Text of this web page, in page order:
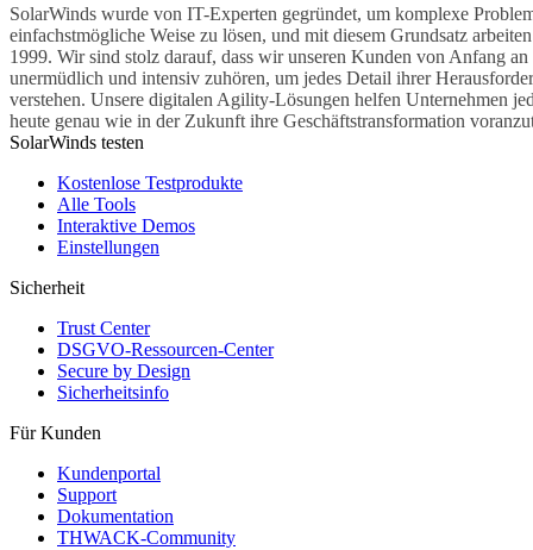
SolarWinds wurde von IT-Experten gegründet, um komplexe
einfachstmögliche Weise zu lösen, und mit diesem Grundsatz
1999. Wir sind stolz darauf, dass wir unseren Kunden von Anfang an
unermüdlich und intensiv zuhören, um jedes Detail ihrer
verstehen. Unsere digitalen Agility-Lösungen helfen Unternehmen
heute genau wie in der Zukunft ihre Geschäftstransformation
SolarWinds testen
Kostenlose Testprodukte
Alle Tools
Interaktive Demos
Einstellungen
Sicherheit
Trust Center
DSGVO-Ressourcen-Center
Secure by Design
Sicherheitsinfo
Für Kunden
Kundenportal
Support
Dokumentation
THWACK-Community